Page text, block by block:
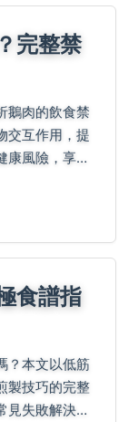
完整禁
鵝肉的飲食禁
交互作用，提
康風險，享受
食譜指
？本文以低筋
製技巧的完整
見失敗解決方